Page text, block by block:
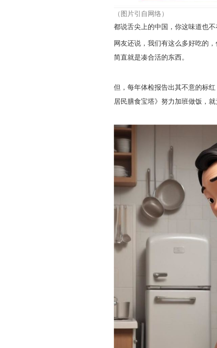
（图片引自网络）
都说舌尖上的中国，你这味道也
网友还说，我们有这么多好吃的
简直就是凑合活的东西。
但，每年体检报告出其不意的标
居民膳食宝塔》努力加班做饭，